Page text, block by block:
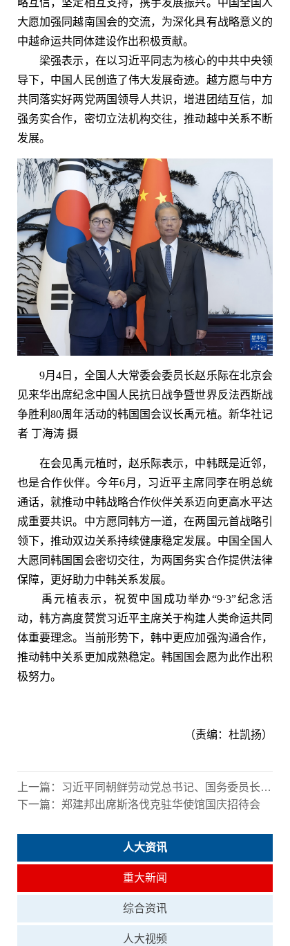
略互信，坚定相互支持，携手发展振兴。中国全国人
大愿加强同越南国会的交流，为深化具有战略意义的
中越命运共同体建设作出积极贡献。
梁强表示，在以习近平同志为核心的中共中央领
导下，中国人民创造了伟大发展奇迹。越方愿与中方
共同落实好两党两国领导人共识，增进团结互信，加
强务实合作，密切立法机构交往，推动越中关系不断
发展。
9月4日，全国人大常委会委员长赵乐际在北京会
见来华出席纪念中国人民抗日战争暨世界反法西斯战
争胜利80周年活动的韩国国会议长禹元植。新华社记
者 丁海涛 摄
在会见禹元植时，赵乐际表示，中韩既是近邻，
也是合作伙伴。今年6月，习近平主席同李在明总统
通话，就推动中韩战略合作伙伴关系迈向更高水平达
成重要共识。中方愿同韩方一道，在两国元首战略引
领下，推动双边关系持续健康稳定发展。中国全国人
大愿同韩国国会密切交往，为两国务实合作提供法律
保障，更好助力中韩关系发展。
禹元植表示，祝贺中国成功举办“9·3”纪念活
动，韩方高度赞赏习近平主席关于构建人类命运共同
体重要理念。当前形势下，韩中更应加强沟通合作，
推动韩中关系更加成熟稳定。韩国国会愿为此作出积
极努力。
（责编：杜凯扬）
上一篇：
习近平同朝鲜劳动党总书记、国务委员长金正恩举行会谈
下一篇： 郑建邦出席斯洛伐克驻华使馆国庆招待会
人大资讯
重大新闻
综合资讯
人大视频